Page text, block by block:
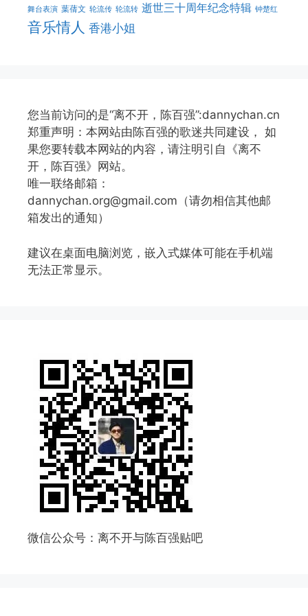
舞台表演 葉蒨文 轮流传 轮流转 逝世三十周年纪念特辑 钟楚红
音乐情人 香港小姐
您当前访问的是“离不开，陈百强”:dannychan.cn
郑重声明：本网站由陈百强的歌迷共同建设， 如
果您要转载本网站的内容，请注明引自《离不
开，陈百强》网站。
唯一联络邮箱：
dannychan.org@gmail.com（请勿相信其他邮
箱发出的通知）
建议在桌面电脑浏览，嵌入式媒体可能在手机端
无法正常显示。
微信公众号：离不开与陈百强贴吧